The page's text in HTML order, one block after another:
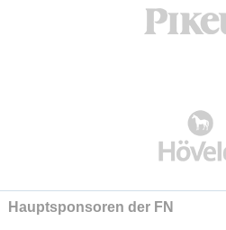
Hauptsponsoren der FN